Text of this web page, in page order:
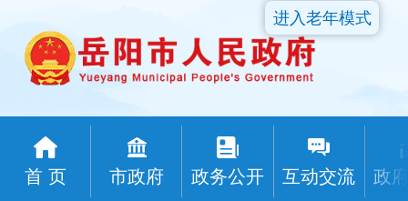
首 页 市政府 政务公开 互动交流 政
进入老年模式